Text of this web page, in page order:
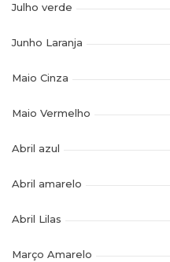
Julho verde
Junho Laranja
Maio Cinza
Maio Vermelho
Abril azul
Abril amarelo
Abril Lilas
Março Amarelo